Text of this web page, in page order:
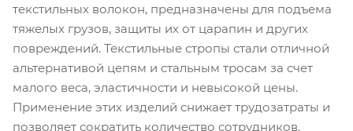
текстильных волокон, предназначены для подъема
тяжелых грузов, защиты их от царапин и других
повреждений. Текстильные стропы стали отличной
альтернативой цепям и стальным тросам за счет
малого веса, эластичности и невысокой цены.
Применение этих изделий снижает трудозатраты и
позволяет сократить количество сотрудников.